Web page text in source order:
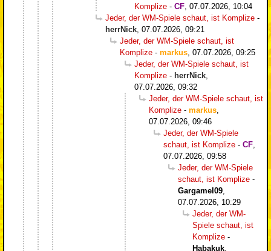
Komplize - CF 07.07.2026, 10:04
Jeder, der WM-Spiele schaut, ist Komplize -
herrNick 07.07.2026, 09:21
Jeder, der WM-Spiele schaut, ist
Komplize - markus 07.07.2026, 09:25
Jeder, der WM-Spiele schaut, ist
Komplize - herrNick
07.07.2026, 09:32
Jeder, der WM-Spiele schaut, ist
Komplize - markus
07.07.2026, 09:46
Jeder, der WM-Spiele
schaut, ist Komplize - CF
07.07.2026, 09:58
Jeder, der WM-Spiele
schaut, ist Komplize -
Gargamel09
07.07.2026, 10:29
Jeder, der WM-
Spiele schaut, ist
Komplize -
Habakuk